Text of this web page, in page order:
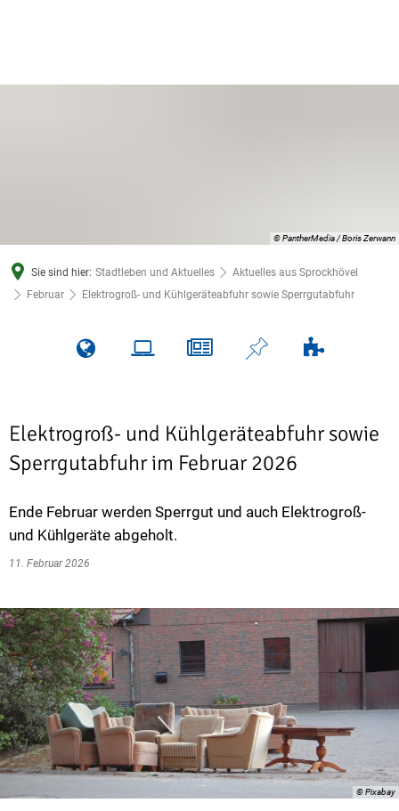
© PantherMedia / Boris Zerwann
Sie sind hier: Stadtleben und Aktuelles
Aktuelles aus Sprockhövel
Februar
Elektrogroß- und Kühlgeräteabfuhr sowie Sperrgutabfuhr
Elektrogroß- und Kühlgeräteabfuhr sowie
Sperrgutabfuhr im Februar 2026
Ende Februar werden Sperrgut und auch Elektrogroß-
und Kühlgeräte abgeholt.
11. Februar 2026
© Pixabay